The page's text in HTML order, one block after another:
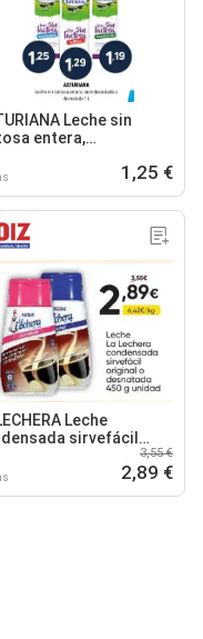
Leche sin
entera,
1,25 €
Leche
sirvefácil
3,55 €
2,89 €